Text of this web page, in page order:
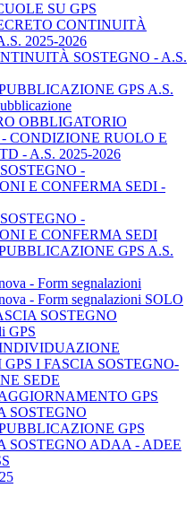
SU GPS
CONTINUITÀ
2025-2026
SOSTEGNO - A.S.
GPS A.S.
OBBLIGATORIO
- CONDIZIONE RUOLO E
- A.S. 2025-2026
-
E CONFERMA SEDI -
-
E CONFERMA SEDI
GPS A.S.
- Form segnalazioni
- Form segnalazioni SOLO
SOSTEGNO
GPS
I FASCIA SOSTEGNO-
SEDE
GPS
SOSTEGNO
GPS
SOSTEGNO ADAA - ADEE